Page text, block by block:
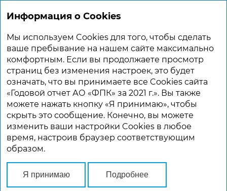
ГОДОВОЙ ОТЧЕТ 2021
O Компании География деятельности
ГЕОГРАФИЯ ДЕЯТЕЛЬНОСТИ
АО «Федеральная пассажирская компания»
является национальным пассажирским
железнодорожным перевозчиком Российской
Федерации, субъектом антимонопольного
регулирования. В основе сети маршрутов
АО «ФПК» лежит железнодорожная
инфраструктура материнской компании
(более 85,6 тыс. км по итогам 2021 года) –
Информация о Cookies
Мы используем Cookies для того, чтобы сделать
ваше пребывание на нашем сайте максимально
комфортным. Если вы продолжаете просмотр
страниц без изменения настроек, это будет
означать, что вы принимаете все Cookies сайта
«Годовой отчет АО «ФПК» за 2021 г.». Вы также
можете нажать кнопку «Я принимаю», чтобы
скрыть это сообщение. Конечно, вы можете
изменить ваши настройки Cookies в любое
время, настроив браузер соответствующим
образом.
Я принимаю Подробнее